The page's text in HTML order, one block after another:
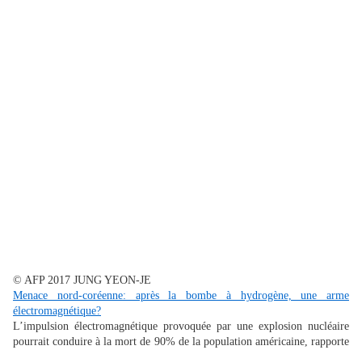
© AFP 2017 JUNG YEON-JE
Menace nord-coréenne: après la bombe à hydrogène, une arme
électromagnétique?
L’impulsion électromagnétique provoquée par une explosion nucléaire
pourrait conduire à la mort de 90% de la population américaine, rapporte